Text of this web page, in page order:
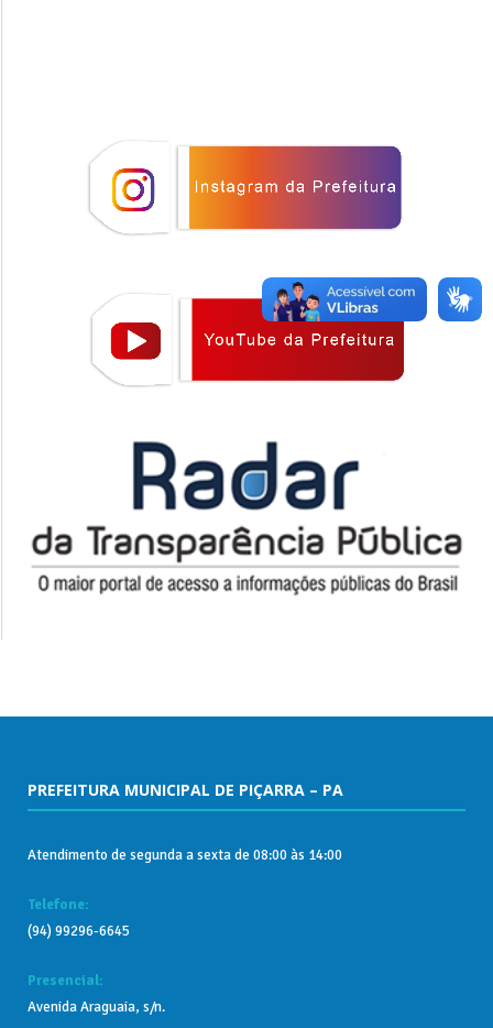
PREFEITURA MUNICIPAL DE PIÇARRA – PA
Atendimento de segunda a sexta de 08:00 às 14:00
Telefone:
(94) 99296-6645
Presencial:
Avenida Araguaia, s/n.